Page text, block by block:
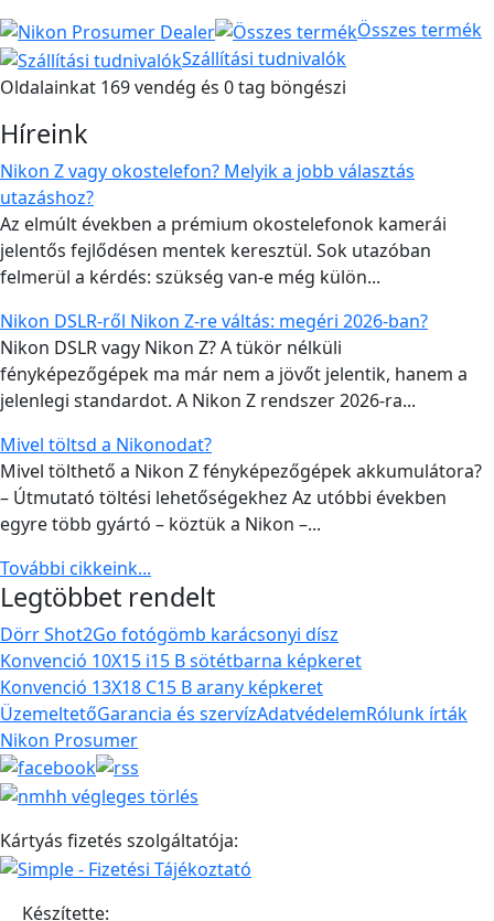
Összes termék
Szállítási tudnivalók
Oldalainkat 169 vendég és 0 tag böngészi
Híreink
Nikon Z vagy okostelefon? Melyik a jobb választás
utazáshoz?
Az elmúlt években a prémium okostelefonok kamerái
jelentős fejlődésen mentek keresztül. Sok utazóban
felmerül a kérdés: szükség van-e még külön...
Nikon DSLR-ről Nikon Z-re váltás: megéri 2026-ban?
Nikon DSLR vagy Nikon Z? A tükör nélküli
fényképezőgépek ma már nem a jövőt jelentik, hanem a
jelenlegi standardot. A Nikon Z rendszer 2026-ra...
Mivel töltsd a Nikonodat?
Mivel tölthető a Nikon Z fényképezőgépek akkumulátora?
– Útmutató töltési lehetőségekhez Az utóbbi években
egyre több gyártó – köztük a Nikon –...
További cikkeink...
Legtöbbet rendelt
Dörr Shot2Go fotógömb karácsonyi dísz
Konvenció 10X15 i15 B sötétbarna képkeret
Konvenció 13X18 C15 B arany képkeret
ÜzemeltetőGarancia és szervízAdatvédelemRólunk írták
Nikon Prosumer
Kártyás fizetés szolgáltatója:
Készítette: